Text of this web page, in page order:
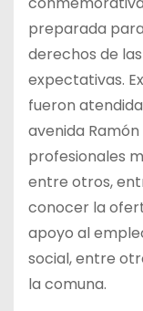
preparada
derechos de
expectativas.
fueron
avenida
profesionales
entre otros,
conocer la
apoyo al
social, entre
la comuna.